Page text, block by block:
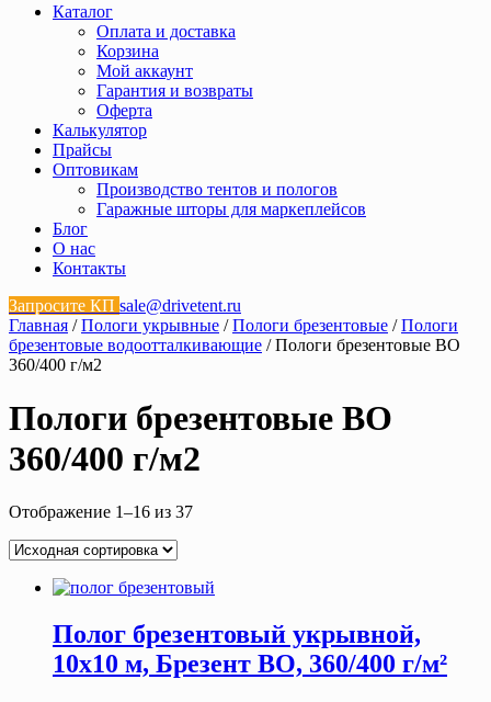
Каталог
Оплата и доставка
Корзина
Мой аккаунт
Гарантия и возвраты
Оферта
Калькулятор
Прайсы
Оптовикам
Производство тентов и пологов
Гаражные шторы для маркеплейсов
Блог
О нас
Контакты
Запросите КП sale@drivetent.ru
Главная /Пологи укрывные /Пологи брезентовые /Пологи
брезентовые водоотталкивающие / Пологи брезентовые ВО
360/400 г/м2
Пологи брезентовые ВО
360/400 г/м2
Отображение 1–16 из 37
Полог брезентовый укрывной,
10х10 м, Брезент ВО, 360/400 г/м²